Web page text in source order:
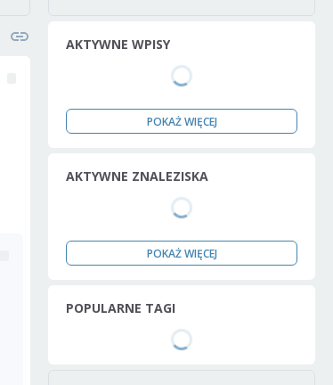
AKTYWNE WPISY
POKAŻ WIĘCEJ
AKTYWNE ZNALEZISKA
POKAŻ WIĘCEJ
POPULARNE TAGI